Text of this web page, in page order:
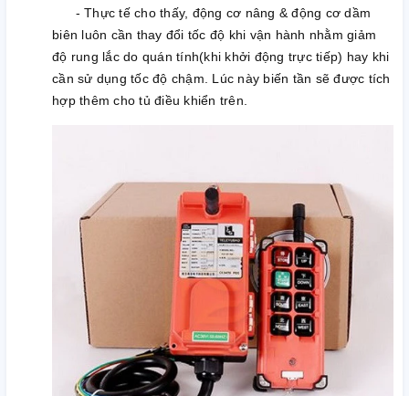
- Thực tế cho thấy, động cơ nâng & động cơ dầm
biên luôn cần thay đổi tốc độ khi vận hành nhằm giảm
độ rung lắc do quán tính(khi khởi động trực tiếp) hay khi
cần sử dụng tốc độ chậm. Lúc này biến tần sẽ được tích
hợp thêm cho tủ điều khiển trên.